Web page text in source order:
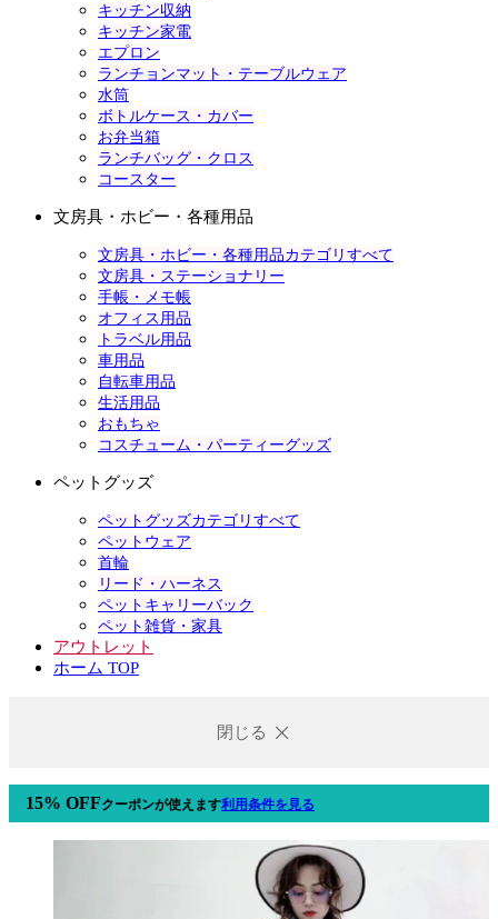
キッチン収納
キッチン家電
エプロン
ランチョンマット・テーブルウェア
水筒
ボトルケース・カバー
お弁当箱
ランチバッグ・クロス
コースター
文房具・ホビー・各種用品
文房具・ホビー・各種用品カテゴリすべて
文房具・ステーショナリー
手帳・メモ帳
オフィス用品
トラベル用品
車用品
自転車用品
生活用品
おもちゃ
コスチューム・パーティーグッズ
ペットグッズ
ペットグッズカテゴリすべて
ペットウェア
首輪
リード・ハーネス
ペットキャリーバック
ペット雑貨・家具
アウトレット
ホーム TOP
閉じる
15% OFFクーポンが使えます利用条件を見る